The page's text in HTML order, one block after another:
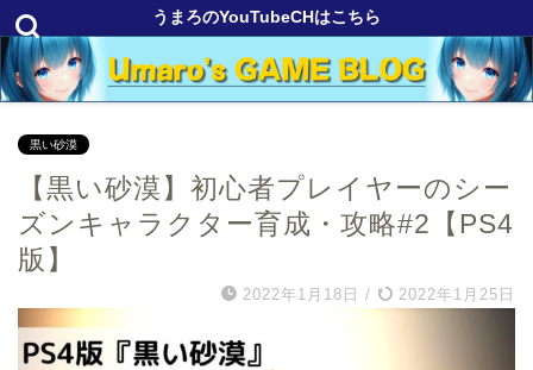
うまろのYouTubeCHはこちら
黒い砂漠
【黒い砂漠】初心者プレイヤーのシー
ズンキャラクター育成・攻略#2【PS4
版】
2022年1月18日 / 2022年1月25日